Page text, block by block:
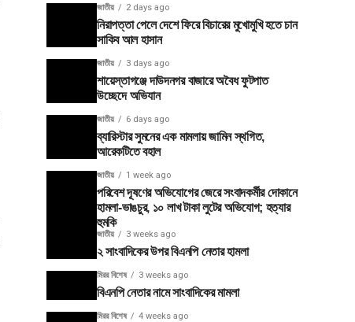
জাতীয় 2 days ago
নিরাপত্তা পেলে দেশে ফিরে বিচারের মুখোমুখি হতে চান
সাকিব আল হাসান
জাতীয় 3 days ago
শায়েস্তাগঞ্জে দাউদনগর বাজারে অবৈধ ফুটপাত
উচ্ছেদে অভিযান
জাতীয় 6 days ago
ব্যারিস্টার সুমনের এক মামলায় জামিন স্থগিত,
আরেকটিতে বহাল
জাতীয় 1 week ago
পরিবেশ দূষণের অভিযোগের জেরে সংবাদকর্মীর দোকানে
হামলা-ভাঙচুর, ১০ লাখ টাকা লুটের অভিযোগ; হত্যার
হুমকি
জাতীয় 3 weeks ago
২ সাংবাদিকের উপর বিএনপি নেতার হামলা
মিরর বিশেষ 3 weeks ago
বিএনপি নেতার নামে সাংবাদিকের মামলা
মিরর বিশেষ 4 weeks ago